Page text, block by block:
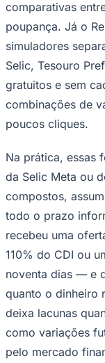
Goiás
comparativas
poupança. Já o
simuladores
Selic, Tesouro
gratuitos e sem
combinações de
poucos cliques.
Na prática, essas
da Selic Meta ou
compostos,
todo o prazo
recebeu uma
110% do CDI ou
noventa dias — e
quanto o dinheiro
deixa lacunas
como variações
pelo mercado